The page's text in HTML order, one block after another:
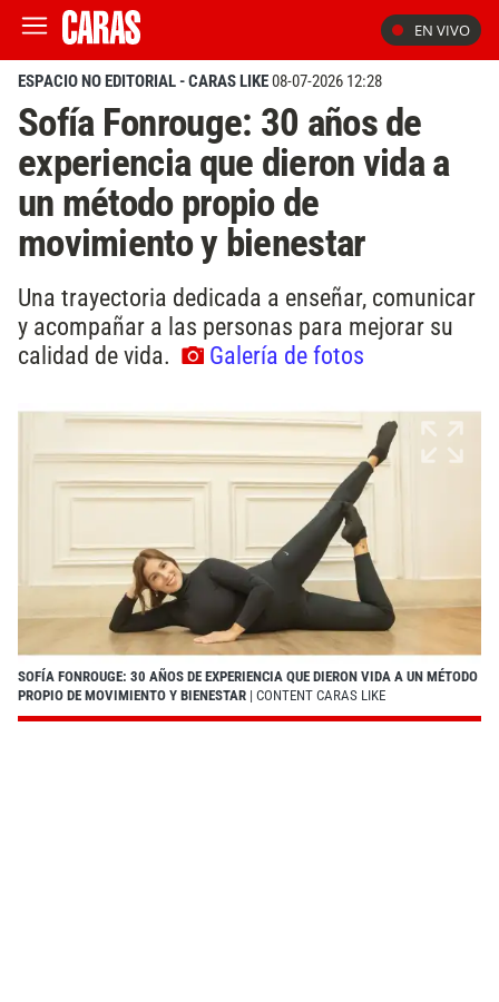
EN VIVO
ESPACIO NO EDITORIAL - CARAS LIKE08-07-2026 12:28
Sofía Fonrouge: 30 años de
experiencia que dieron vida a
un método propio de
movimiento y bienestar
Una trayectoria dedicada a enseñar, comunicar
y acompañar a las personas para mejorar su
calidad de vida.
Galería de fotos
SOFÍA FONROUGE: 30 AÑOS DE EXPERIENCIA QUE DIERON VIDA A UN MÉTODO
PROPIO DE MOVIMIENTO Y BIENESTAR | CONTENT CARAS LIKE